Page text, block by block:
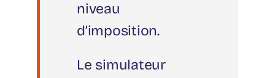
niveau
d’imposition.
Le simulateur